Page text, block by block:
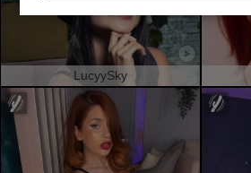
LucyySky